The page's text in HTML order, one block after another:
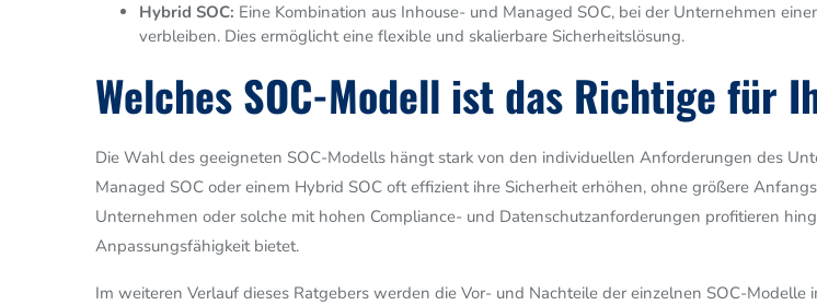
Hybrid SOC: Eine Kombination aus Inhouse- und Managed SOC, bei der Unternehmen
verbleiben. Dies ermöglicht eine flexible und skalierbare Sicherheitslösung.
Welches SOC-Modell ist das Richtige für
Die Wahl des geeigneten SOC-Modells hängt stark von den individuellen Anforderungen des
Managed SOC oder einem Hybrid SOC oft effizient ihre Sicherheit erhöhen, ohne größere
Unternehmen oder solche mit hohen Compliance- und Datenschutzanforderungen profitieren
Anpassungsfähigkeit bietet.
Im weiteren Verlauf dieses Ratgebers werden die Vor- und Nachteile der einzelnen SOC-